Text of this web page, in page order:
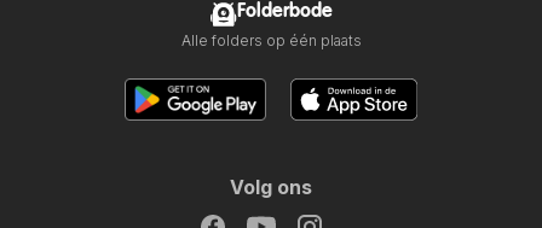
Folderbode
Alle folders op één plaats
Volg ons